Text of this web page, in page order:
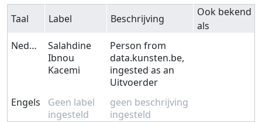
Taal Label Beschrijving
Ook bekend
als
Nederlands
Salahdine
Ibnou
Kacemi
Person from
data.kunsten.be,
ingested as an
Uitvoerder
Engels
Geen label
ingesteld
geen beschrijving
ingesteld